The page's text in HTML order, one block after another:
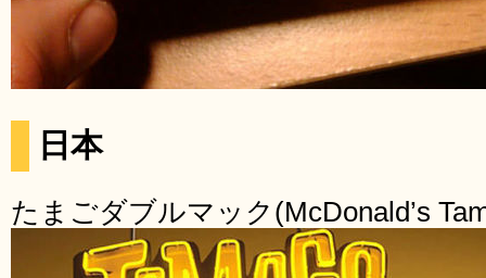
日本
たまごダブルマック(McDonald’s